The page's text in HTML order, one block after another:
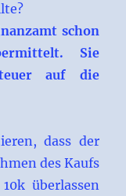
schon
Sie
auf die
dass der
des Kaufs
überlassen